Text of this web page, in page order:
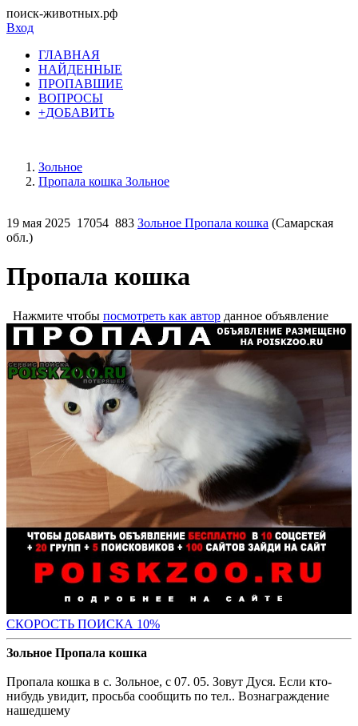
поиск-животных.рф
Вход
ГЛАВНАЯ
НАЙДЕННЫЕ
ПРОПАВШИЕ
ВОПРОСЫ
+ДОБАВИТЬ
Зольное
Пропала кошка Зольное
19 мая 2025 17054 883 Зольное Пропала кошка (Самарская
обл.)
Пропала кошка
Нажмите чтобы посмотреть как автор данное объявление
СКОРОСТЬ ПОИСКА 10%
Зольное Пропала кошка
Пропала кошка в с. Зольное, с 07. 05. Зовут Дуся. Если кто-
нибудь увидит, просьба сообщить по тел.. Вознаграждение
нашедшему